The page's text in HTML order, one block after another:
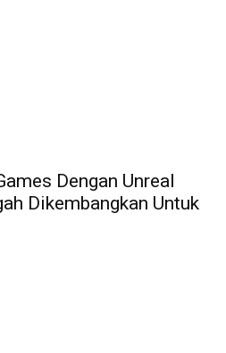
Dengan Unreal
Dikembangkan Untuk